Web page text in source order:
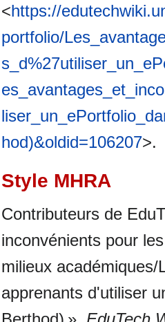
<https://
portfolio/
hod)&oldid=106207>.
Style MHRA
Contributeurs de
inconvénients pour
milieux
apprenants d'utiliser